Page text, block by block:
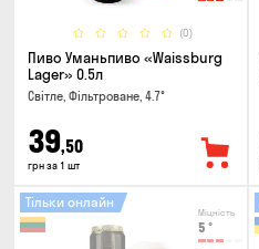
(0)
Пиво Уманьпиво «Waissburg
Lager» 0.5л
Світле, Фільтроване, 4.7°
39,50
грн за 1 шт
Міцність
5 °
Тільки онлайн